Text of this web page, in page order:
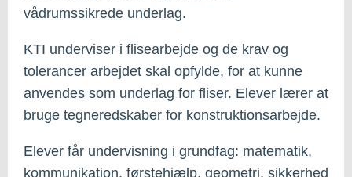
vådrumssikrede underlag.
KTI underviser i flisearbejde og de krav og
tolerancer arbejdet skal opfylde, for at kunne
anvendes som underlag for fliser. Elever lærer at
bruge tegneredskaber for konstruktionsarbejde.
Elever får undervisning i grundfag: matematik,
kommunikation, førstehjælp, geometri, sikkerhed